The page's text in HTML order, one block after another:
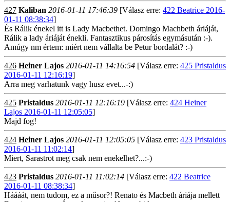
427 Kaliban 2016-01-11 17:46:39 [Válasz erre: 422 Beatrice 2016-
01-11 08:38:34]
És Rálik énekel itt is Lady Macbethet. Domingo Machbeth áriáját,
Rálik a lady áriáját énekli. Fantasztikus párosítás egymásután :-).
Amúgy nm értem: miért nem vállalta be Petur bordalát? :-)
426 Heiner Lajos 2016-01-11 14:16:54 [Válasz erre: 425 Pristaldus
2016-01-11 12:16:19]
Arra meg varhatunk vagy husz evet...-:)
425 Pristaldus 2016-01-11 12:16:19 [Válasz erre: 424 Heiner
Lajos 2016-01-11 12:05:05]
Majd fog!
424 Heiner Lajos 2016-01-11 12:05:05 [Válasz erre: 423 Pristaldus
2016-01-11 11:02:14]
Miert, Sarastrot meg csak nem enekelhet?...:-)
423 Pristaldus 2016-01-11 11:02:14 [Válasz erre: 422 Beatrice
2016-01-11 08:38:34]
Háááát, nem tudom, ez a műsor?! Renato és Macbeth áriája mellett